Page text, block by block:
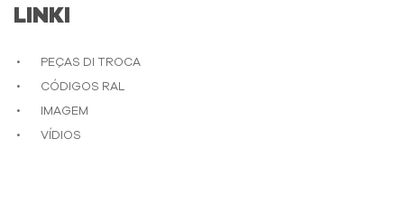
LINKI
PEÇAS DI TROCA
CÓDIGOS RAL
IMAGEM
VÍDIOS